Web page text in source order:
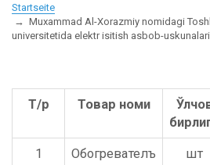
Startseite
Muxammad Al-Xorazmiy nomidagi
universitetida elektr isitish asbob-
Т/р Товар номи
1
Обогревателъ
шт